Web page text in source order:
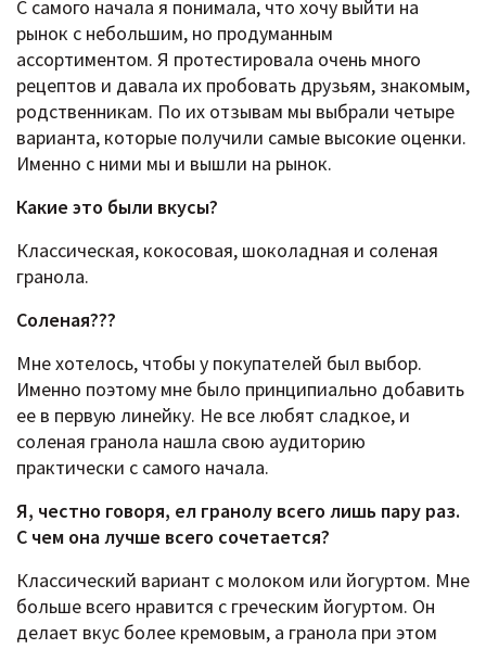
С самого начала я понимала, что хочу выйти на
рынок с небольшим, но продуманным
ассортиментом. Я протестировала очень много
рецептов и давала их пробовать друзьям, знакомым,
родственникам. По их отзывам мы выбрали четыре
варианта, которые получили самые высокие оценки.
Именно с ними мы и вышли на рынок.
Какие это были вкусы?
Классическая, кокосовая, шоколадная и соленая
гранола.
Соленая???
Мне хотелось, чтобы у покупателей был выбор.
Именно поэтому мне было принципиально добавить
ее в первую линейку. Не все любят сладкое, и
соленая гранола нашла свою аудиторию
практически с самого начала.
Я, честно говоря, ел гранолу всего лишь пару раз.
С чем она лучше всего сочетается?
Классический вариант с молоком или йогуртом. Мне
больше всего нравится с греческим йогуртом. Он
делает вкус более кремовым, а гранола при этом